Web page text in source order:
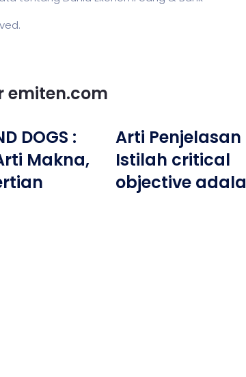
emiten.com
DOGS :
Makna,
Arti Penjelasan
Istilah critical
objective